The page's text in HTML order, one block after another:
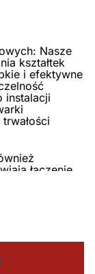
Nasze
kształtek
i efektywne
instalacji
łączenie
nasze
i działanie